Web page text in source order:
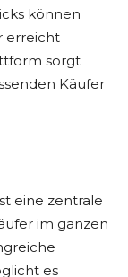
können
erreicht
sorgt
Käufer
eine zentrale
im ganzen
es